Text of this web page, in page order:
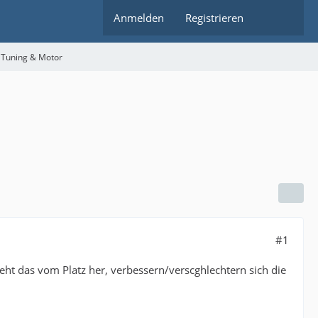
Anmelden Registrieren
& Motor
#1
das vom Platz her, verbessern/verscghlechtern sich die